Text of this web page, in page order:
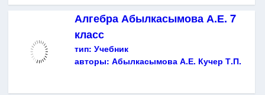
Алгебра Абылкасымова А.Е. 7
класс
тип: Учебник
авторы: Абылкасымова А.Е. Кучер Т.П.